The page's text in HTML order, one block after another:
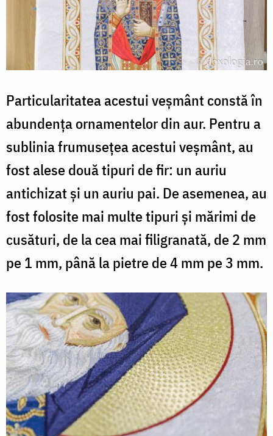
Particularitatea acestui veșmânt constă în
abundența ornamentelor din aur. Pentru a
sublinia frumusețea acestui veșmânt, au
fost alese două tipuri de fir: un auriu
antichizat și un auriu pai. De asemenea, au
fost folosite mai multe tipuri și mărimi de
cusături, de la cea mai filigranată, de 2 mm
pe 1 mm, până la pietre de 4 mm pe 3 mm.